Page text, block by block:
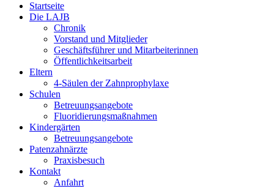
Startseite
Die LAJB
Chronik
Vorstand und Mitglieder
Geschäftsführer und Mitarbeiterinnen
Öffentlichkeitsarbeit
Eltern
4-Säulen der Zahnprophylaxe
Schulen
Betreuungsangebote
Fluoridierungsmaßnahmen
Kindergärten
Betreuungsangebote
Patenzahnärzte
Praxisbesuch
Kontakt
Anfahrt